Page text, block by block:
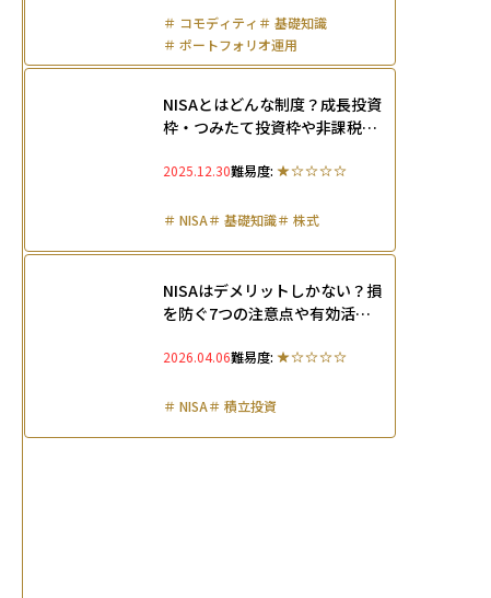
＃ コモディティ ＃基礎知識
＃ポートフォリオ運用
＃オルタナティブ投資
NISAとはどんな制度？成長投資
枠・つみたて投資枠や非課税枠
説
2025.12.30難易度:
＃NISA＃基礎知識＃株式
NISAはデメリットしかない？損
を防ぐ7つの注意点や有効活用
2026.04.06難易度:
＃NISA＃積立投資